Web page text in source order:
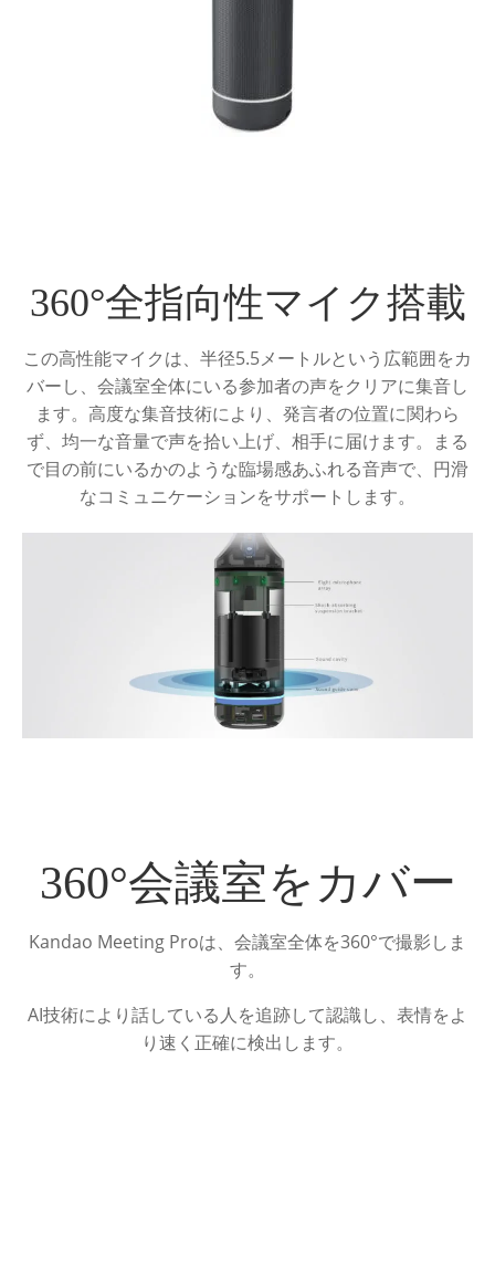
360°全指向性マイク搭載
この高性能マイクは、半径5.5メートルという広範囲をカ
バーし、会議室全体にいる参加者の声をクリアに集音し
ます。高度な集音技術により、発言者の位置に関わら
ず、均一な音量で声を拾い上げ、相手に届けます。まる
で目の前にいるかのような臨場感あふれる音声で、円滑
なコミュニケーションをサポートします。
360°会議室をカバー
Kandao Meeting Proは、会議室全体を360°で撮影しま
す。
AI技術により話している人を追跡して認識し、表情をよ
り速く正確に検出します。